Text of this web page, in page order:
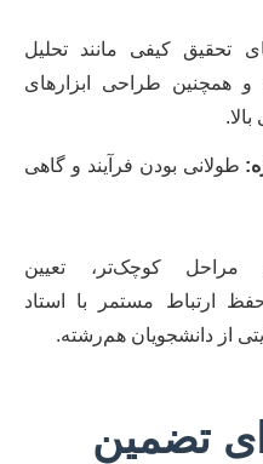
تحقیق کیفی مانند تحلیل
و همچنین طراحی ابزارهای
طولانی بودن فرآیند و گاهی
کوچک‌تر، تعیین
ارتباط مستمر با استاد
از دانشجویان هم‌رشته.
تضمین